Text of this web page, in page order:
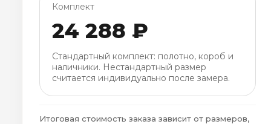
Комплект
24 288 ₽
Стандартный комплект: полотно, короб и
наличники. Нестандартный размер
считается индивидуально после замера.
Итоговая стоимость заказа зависит от размеров,